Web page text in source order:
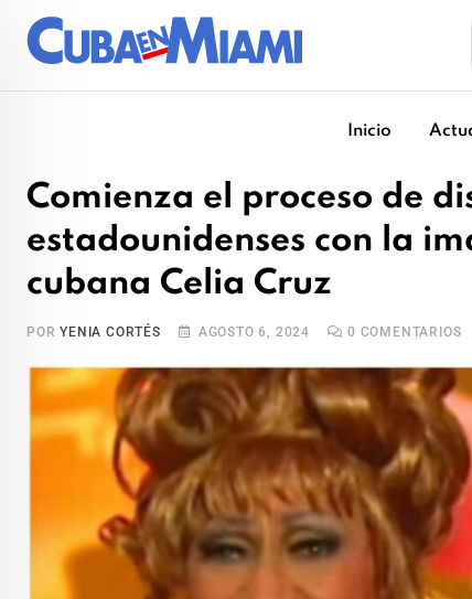
Inicio
Comienza el proceso de
estadounidenses con la
cubana Celia Cruz
PORYENIA CORTÉS AGOSTO 6, 2024 0 COMENTARIOS